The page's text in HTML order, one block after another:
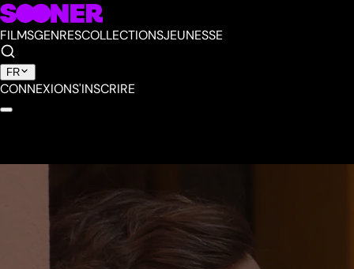
FILMSGENRESCOLLECTIONSJEUNESSE
FR
CONNEXIONS'INSCRIRE